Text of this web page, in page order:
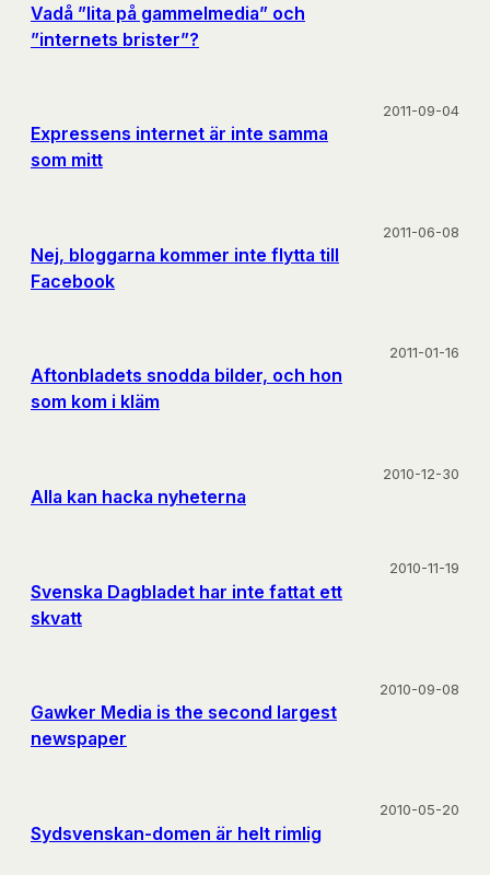
Vadå ”lita på gammelmedia” och
”internets brister”?
Expressens internet är inte samma
som mitt
2011-09-04
Nej, bloggarna kommer inte flytta till
Facebook
2011-06-08
Aftonbladets snodda bilder, och hon
som kom i kläm
2011-01-16
Alla kan hacka nyheterna
2010-12-30
Svenska Dagbladet har inte fattat ett
skvatt
2010-11-19
Gawker Media is the second largest
newspaper
2010-09-08
Sydsvenskan-domen är helt rimlig
2010-05-20